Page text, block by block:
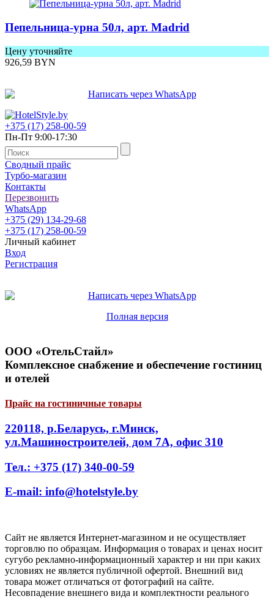
Пепельница-урна 50л, арт. Madrid
Цену уточняйте
926,59 BYN
+375 (17) 258-00-59
Пн-Пт 9:00-17:30
Сводный прайс
Турбо-магазин
Контакты
Перезвонить
WhatsApp
+375 (29) 134-29-68
+375 (17) 258-00-59
Личный кабинет
Вход
Регистрация
Полная версия
ООО «ОтельСтайл»
Комплексное снабжение и обеспечение гостиниц
и отелей
Прайс на гостиничные товары
220118, р.Беларусь, г.Минск,
ул.Машиностроителей, дом 7А, офис 310
Тел.: +375 (17) 340-00-59
E-mail: info@hotelstyle.by
Сайт не является Интернет-магазином и не осуществляет
торговлю по образцам. Информация о товарах и ценах носит
сугубо рекламно-информационный характер и ни при каких
условиях не является публичной офертой. Внешний вид
товара может отличаться от фотографий на сайте.
Несовпадение внешнего вида и комплектности реального